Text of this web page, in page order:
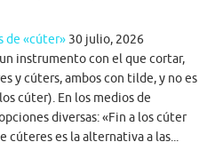
de «cúter» 30 julio, 2026
instrumento con el que cortar,
y cúters, ambos con tilde, y no es
cúter). En los medios de
diversas: «Fin a los cúter
cúteres es la alternativa a las...